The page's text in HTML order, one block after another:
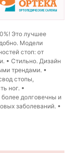
Это лучшее
Модели
стоп: от
• Стильно. Дизайн
трендами. •
стопы,
ног. •
долговечны и
заболеваний. •